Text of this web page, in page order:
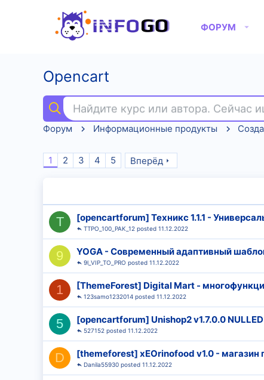
ФОРУМ
Opencart
Найдите курс или автора. Сейчас
Форум
Информационные продукты
1 2 3 4 5 Вперёд
T [opencartforum] Техникс 1.1.1 -
11.12.2022
TTPO_100_PAK_12
9 YOGA - Современный адаптивный
11.12.2022
9l_VIP_TO_PRO
1 [ThemeForest] Digital Mart -
11.12.2022
123samo1232014
5 [opencartforum] Unishop2 v1.7.0.0
11.12.2022
527152
D [themeforest] хЕOrinofood v1.0 - магазин
11.12.2022
Danila55930